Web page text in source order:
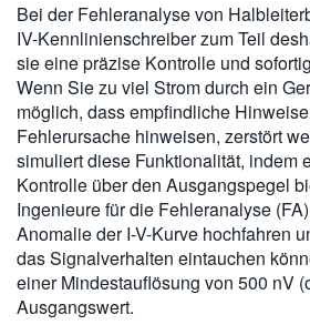
Bei der Fehleranalyse von
IV-Kennlinienschreiber zum Teil
sie eine präzise Kontrolle und
Wenn Sie zu viel Strom durch ein
möglich, dass empfindliche
Fehlerursache hinweisen, zerstört
simuliert diese Funktionalität, indem
Kontrolle über den Ausgangspegel
Ingenieure für die Fehleranalyse
Anomalie der I-V-Kurve hochfahren
das Signalverhalten eintauchen
einer Mindestauflösung von 500 nV
Ausgangswert.